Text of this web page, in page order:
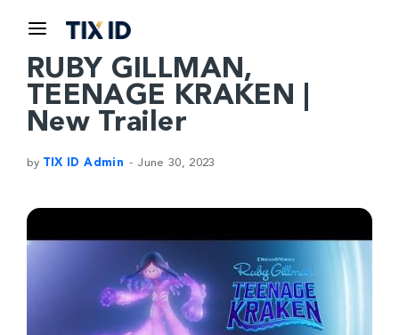
RUBY GILLMAN,
TEENAGE KRAKEN |
New Trailer
by TIX ID Admin June 30, 2023